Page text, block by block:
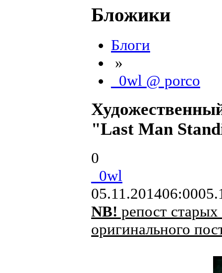
Бложики
Блоги
»
_0wl @ porco
"Last Man
0
_0wl
05.11.201406:00
NB! репост старых
оригинального